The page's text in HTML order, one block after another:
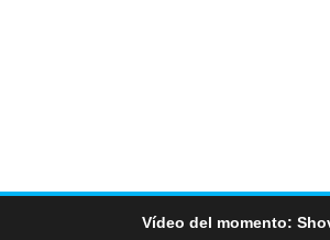
Vídeo del momento: